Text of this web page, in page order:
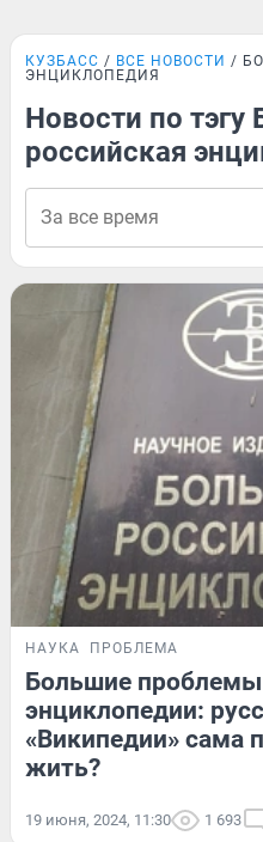
КУЗБАСС ВСЕ НОВОСТИ
ЭНЦИКЛОПЕДИЯ
Новости по тэгу
российская
НАУКА ПРОБЛЕМА
Большие
энциклопедии:
«Википедии» сама
жить?
19 июня, 2024, 11:30 1 693